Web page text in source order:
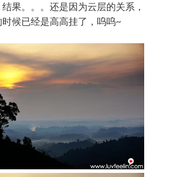
果。。。还是因为云层的关系，
候已经是高高挂了，呜呜~